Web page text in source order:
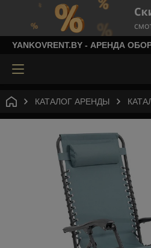
YANKOVRENT.BY - АРЕНДА
КАТАЛОГ АРЕНДЫ